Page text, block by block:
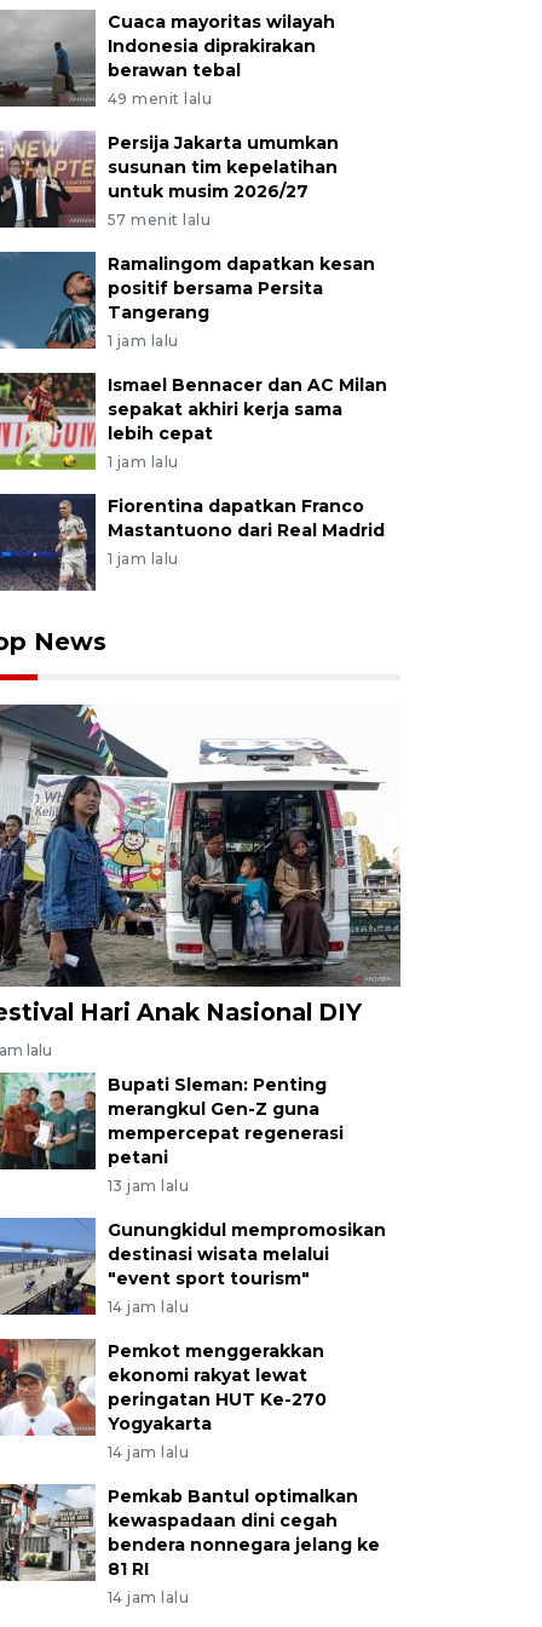
Cuaca mayoritas wilayah
Indonesia diprakirakan
berawan tebal
49 menit lalu
Persija Jakarta umumkan
susunan tim kepelatihan
untuk musim 2026/27
57 menit lalu
Ramalingom dapatkan kesan
positif bersama Persita
Tangerang
1 jam lalu
Ismael Bennacer dan AC Milan
sepakat akhiri kerja sama
lebih cepat
1 jam lalu
Fiorentina dapatkan Franco
Mastantuono dari Real Madrid
1 jam lalu
News
Hari Anak Nasional DIY
lalu
Bupati Sleman: Penting
merangkul Gen-Z guna
mempercepat regenerasi
petani
13 jam lalu
Gunungkidul mempromosikan
destinasi wisata melalui
"event sport tourism"
14 jam lalu
Pemkot menggerakkan
ekonomi rakyat lewat
peringatan HUT Ke-270
Yogyakarta
14 jam lalu
Pemkab Bantul optimalkan
kewaspadaan dini cegah
bendera nonnegara jelang ke
81 RI
14 jam lalu